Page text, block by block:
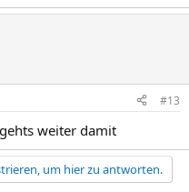
#13
weiter damit
um hier zu antworten.